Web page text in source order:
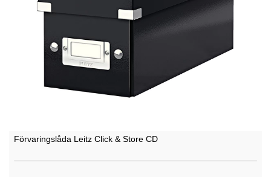
Förvaringslåda Leitz Click & Store CD